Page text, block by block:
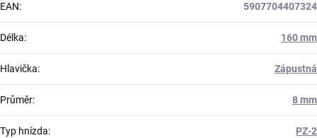
EAN: 5907704407324
Délka: 160 mm
Hlavička: Zápustná
Průměr: 8 mm
Typ hnízda: PZ-2